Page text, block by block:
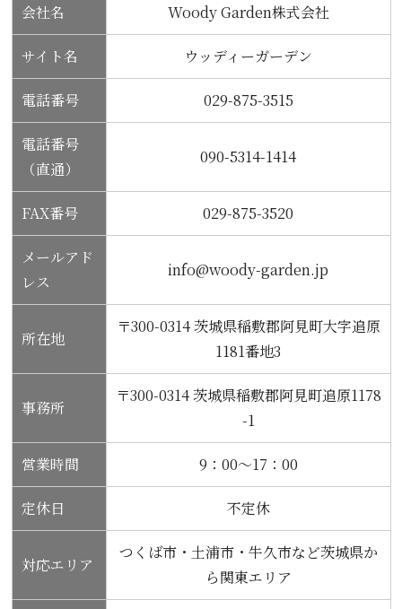
会社名 Woody Garden株式会社
サイト名 ウッディーガーデン
電話番号 029-875-3515
電話番号
（直通）
090-5314-1414
FAX番号 029-875-3520
メールアド
レス
info@woody-garden.jp
所在地
〒300-0314 茨城県稲敷郡阿見町大字追原
1181番地3
事務所
〒300-0314 茨城県稲敷郡阿見町追原1178
-1
営業時間 9：00～17：00
定休日 不定休
対応エリア
つくば市・土浦市・牛久市など茨城県か
ら関東エリア